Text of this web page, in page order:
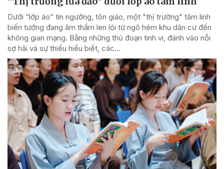
Dưới “lớp áo” tín ngưỡng, tôn giáo, một "thị trường" tâm linh
biến tướng đang âm thầm len lỏi từ ngõ hẻm khu dân cư đến
không gian mạng. Bằng những thủ đoạn tinh vi, đánh vào nỗi
sợ hãi và sự thiếu hiểu biết, các...